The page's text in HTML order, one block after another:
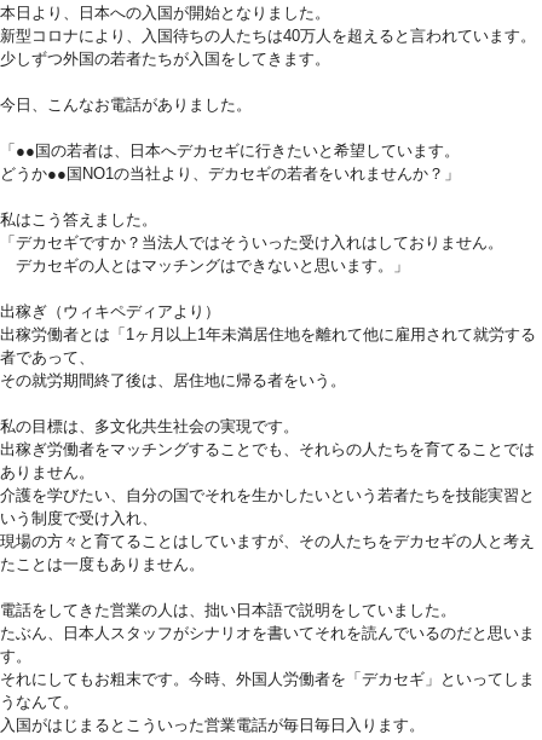
本日より、日本への入国が開始となりました。
新型コロナにより、入国待ちの人たちは40万人を超えると言われています。
少しずつ外国の若者たちが入国をしてきます。
今日、こんなお電話がありました。
「●●国の若者は、日本へデカセギに行きたいと希望しています。
どうか●●国NO1の当社より、デカセギの若者をいれませんか？」
私はこう答えました。
「デカセギですか？当法人ではそういった受け入れはしておりません。
デカセギの人とはマッチングはできないと思います。」
出稼ぎ（ウィキペディアより）
出稼労働者とは「1ヶ月以上1年未満居住地を離れて他に雇用されて就労する
者であって、
その就労期間終了後は、居住地に帰る者をいう。
私の目標は、多文化共生社会の実現です。
出稼ぎ労働者をマッチングすることでも、それらの人たちを育てることでは
ありません。
介護を学びたい、自分の国でそれを生かしたいという若者たちを技能実習と
いう制度で受け入れ、
現場の方々と育てることはしていますが、その人たちをデカセギの人と考え
たことは一度もありません。
電話をしてきた営業の人は、拙い日本語で説明をしていました。
たぶん、日本人スタッフがシナリオを書いてそれを読んでいるのだと思いま
す。
それにしてもお粗末です。今時、外国人労働者を「デカセギ」といってしま
うなんて。
入国がはじまるとこういった営業電話が毎日毎日入ります。